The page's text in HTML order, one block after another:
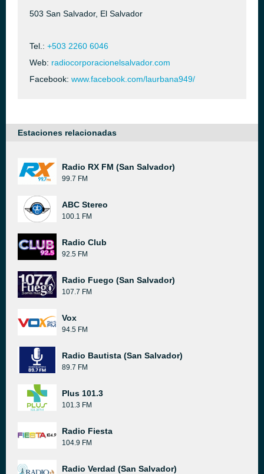
503 San Salvador, El Salvador
Tel.: +503 2260 6046
Web: radiocorporacionelsalvador.com
Facebook: www.facebook.com/laurbana949/
Estaciones relacionadas
Radio RX FM (San Salvador)
99.7 FM
ABC Stereo
100.1 FM
Radio Club
92.5 FM
Radio Fuego (San Salvador)
107.7 FM
Vox
94.5 FM
Radio Bautista (San Salvador)
89.7 FM
Plus 101.3
101.3 FM
Radio Fiesta
104.9 FM
Radio Verdad (San Salvador)